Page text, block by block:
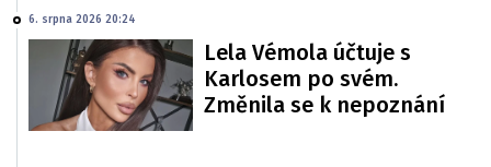
6. srpna 2026 20:24
Lela Vémola účtuje s
Karlosem po svém.
Změnila se k nepoznání